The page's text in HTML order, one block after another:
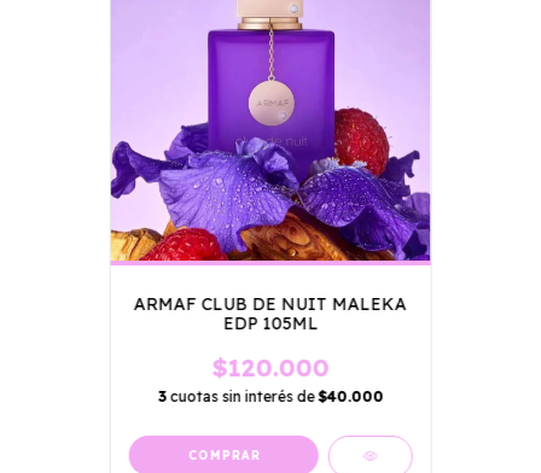
ARMAF CLUB DE NUIT MALEKA
EDP 105ML
$120.000
3 cuotas sin interés de$40.000